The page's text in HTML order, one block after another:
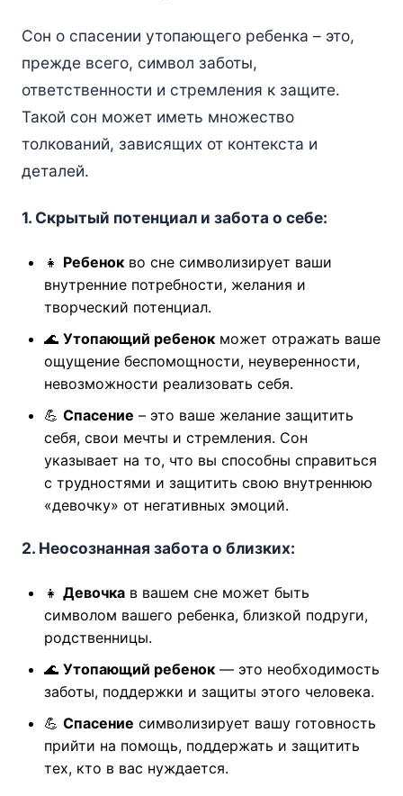
Сон о спасении утопающего ребенка – это,
прежде всего, символ заботы,
ответственности и стремления к защите.
Такой сон может иметь множество
толкований, зависящих от контекста и
деталей.
1. Скрытый потенциал и забота о себе:
👧 Ребенокво сне символизирует ваши
внутренние потребности, желания и
творческий потенциал.
🌊 Утопающий ребенокможет отражать ваше
ощущение беспомощности, неуверенности,
невозможности реализовать себя.
💪 Спасение – это ваше желание защитить
себя, свои мечты и стремления. Сон
указывает на то, что вы способны справиться
с трудностями и защитить свою внутреннюю
«девочку» от негативных эмоций.
2. Неосознанная забота о близких:
👧 Девочкав вашем сне может быть
символом вашего ребенка, близкой подруги,
родственницы.
🌊 Утопающий ребенок— это необходимость
заботы, поддержки и защиты этого человека.
💪 Спасение символизирует вашу готовность
прийти на помощь, поддержать и защитить
тех, кто в вас нуждается.